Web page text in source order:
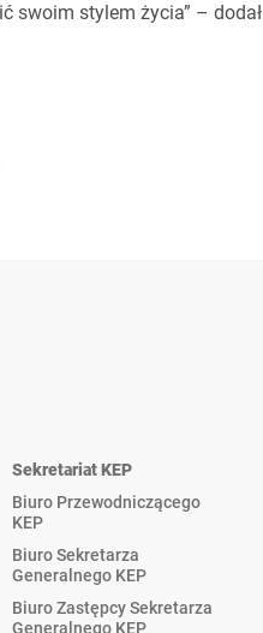
swoim stylem życia” –
Sekretariat KEP
Biuro Przewodniczącego
KEP
Biuro Sekretarza
Generalnego KEP
Biuro Zastępcy Sekretarza
Generalnego KEP